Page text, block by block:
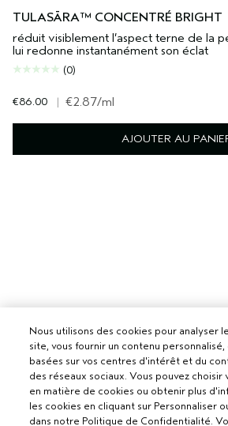
TULASĀRA™ CONCENTRÉ BRIGHT
réduit visiblement l’aspect terne de la
lui redonne instantanément son éclat
(0)
€86.00 | €2.87/ml
AJOUTER AU
Nous utilisons des cookies pour analyser
site, vous fournir un contenu
basées sur vos centres d'intérêt et du
des réseaux sociaux. Vous pouvez choisir
en matière de cookies ou obtenir plus
les cookies en cliquant sur Personnaliser
dans notre Politique de Confidentialité.